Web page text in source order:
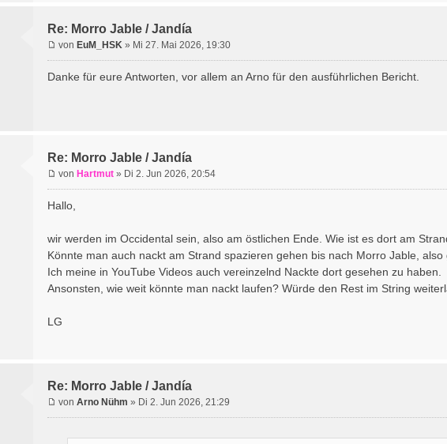
Re: Morro Jable / Jandía
von EuM_HSK » Mi 27. Mai 2026, 19:30
Danke für eure Antworten, vor allem an Arno für den ausführlichen Bericht.
Re: Morro Jable / Jandía
von Hartmut » Di 2. Jun 2026, 20:54
Hallo,
wir werden im Occidental sein, also am östlichen Ende. Wie ist es dort am
Könnte man auch nackt am Strand spazieren gehen bis nach Morro Jable, also
Ich meine in YouTube Videos auch vereinzelnd Nackte dort gesehen zu haben.
Ansonsten, wie weit könnte man nackt laufen? Würde den Rest im String
LG
Re: Morro Jable / Jandía
von Arno Nühm » Di 2. Jun 2026, 21:29